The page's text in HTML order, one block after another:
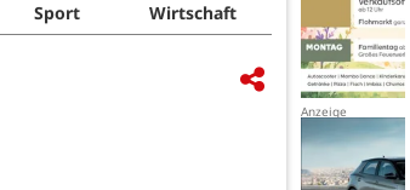
Sport Wirtschaft